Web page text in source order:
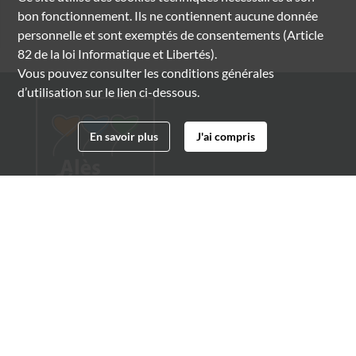
bon fonctionnement. Ils ne contiennent aucune donnée
personnelle et sont exemptés de consentements (Article
82 de la loi Informatique et Libertés).
Vous pouvez consulter les conditions générales
d’utilisation sur le lien ci-dessous.
En savoir plus J'ai compris